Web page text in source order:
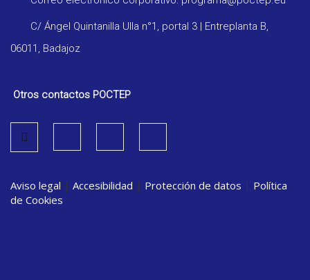
C/ Ángel Quintanilla Ulla n°1, portal 3 | Entreplanta B,
06011, Badajoz
Otros contactos POCTEP
Aviso legal | Accesibilidad | Protección de datos | Política
de Cookies